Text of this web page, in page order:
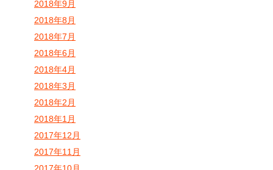
2018年9月
2018年8月
2018年7月
2018年6月
2018年4月
2018年3月
2018年2月
2018年1月
2017年12月
2017年11月